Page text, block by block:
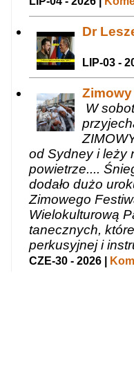
Dr
LIP-03 -
W
od Sydney i leży
powietrze....
dodało dużo
Zimowego
Wielokulturową
tanecznych,
perkusyjnej i
CZE-30 - 2026 |